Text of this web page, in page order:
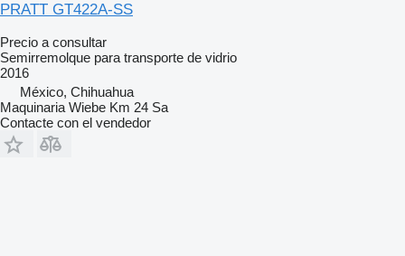
PRATT GT422A-SS
Precio a consultar
Semirremolque para transporte de vidrio
2016
México, Chihuahua
Maquinaria Wiebe Km 24 Sa
Contacte con el vendedor